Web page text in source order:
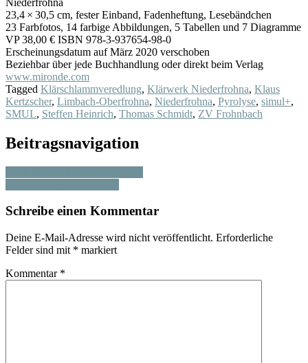
23,4 × 30,5 cm, fester Einband, Fadenheftung, Lesebändchen
23 Farbfotos, 14 farbige Abbildungen, 5 Tabellen und 7 Diagramme
VP 38,00 € ISBN 978-3-937654-98-0
Erscheinungsdatum auf März 2020 verschoben
Beziehbar über jede Buchhandlung oder direkt beim Verlag
www.mironde.com
Tagged Klärschlammveredlung, Klärwerk Niederfrohna, Klaus
Kertzscher, Limbach-Oberfrohna, Niederfrohna, Pyrolyse, simul+,
SMUL, Steffen Heinrich, Thomas Schmidt, ZV Frohnbach
Beitragsnavigation
Schreibe einen Kommentar
Deine E-Mail-Adresse wird nicht veröffentlicht. Erforderliche
Felder sind mit * markiert
Kommentar *